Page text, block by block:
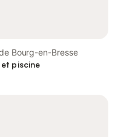
Bourg-en-Bresse
piscine